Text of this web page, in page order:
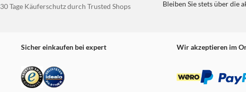
30 Tage Käuferschutz durch Trusted Shops
Bleiben Sie stets über die
Sicher einkaufen bei expert Wir akzeptieren im